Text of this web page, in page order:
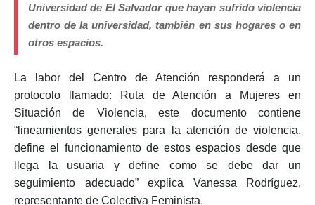
Universidad de El Salvador que hayan sufrido violencia
dentro de la universidad, también en sus hogares o en
otros espacios.
La labor del Centro de Atención responderá a un
protocolo llamado: Ruta de Atención a Mujeres en
Situación de Violencia, este documento contiene
“lineamientos generales para la atención de violencia,
define el funcionamiento de estos espacios desde que
llega la usuaria y define como se debe dar un
seguimiento adecuado” explica Vanessa Rodríguez,
representante de Colectiva Feminista.